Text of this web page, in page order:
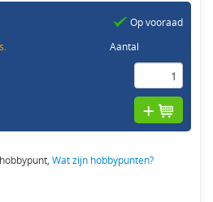
Op vooraad
Aantal
Wat zijn hobbypunten?